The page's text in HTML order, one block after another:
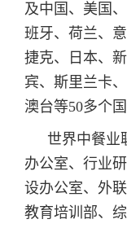
及中国、美国
班牙、荷兰、
捷克、日本、
宾、斯里兰卡
澳台等50多个
世界中餐业
办公室、行业
设办公室、外
教育培训部、